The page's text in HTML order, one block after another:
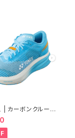
| カーボンクルーズ
ルリアンブルー |